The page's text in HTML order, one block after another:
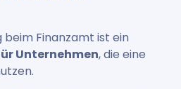
beim Finanzamt ist ein
Unternehmen, die eine